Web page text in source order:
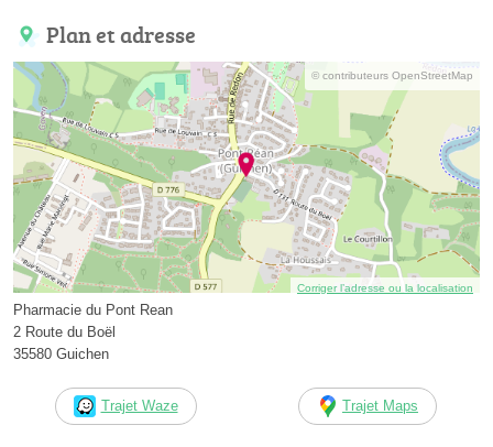
Plan et adresse
© contributeurs OpenStreetMap
Corriger l’adresse ou la localisation
Pharmacie du Pont Rean
2 Route du Boël
35580 Guichen
Trajet Waze Trajet Maps